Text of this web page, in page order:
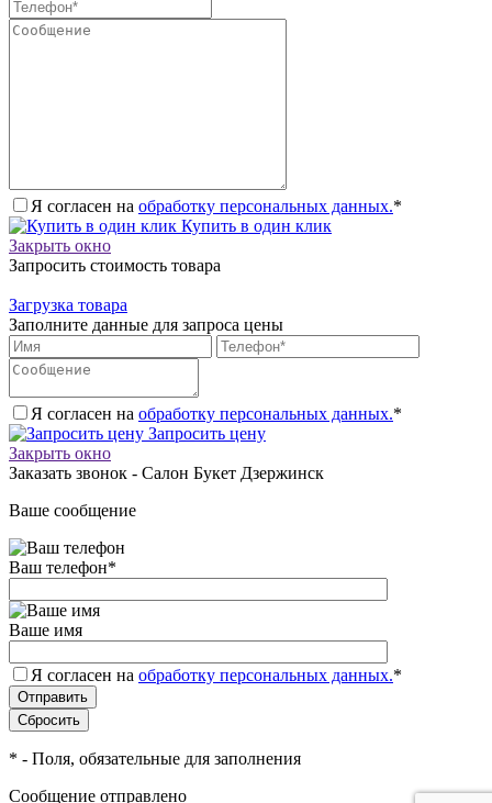
Я согласен на обработку персональных данных.*
Купить в один клик
Закрыть окно
Запросить стоимость товара
Загрузка товара
Заполните данные для запроса цены
Я согласен на обработку персональных данных.*
Запросить цену
Закрыть окно
Заказать звонок - Салон Букет Дзержинск
Ваше сообщение
Ваш телефон*
Ваше имя
Я согласен на обработку персональных данных.*
* - Поля, обязательные для заполнения
Сообщение отправлено